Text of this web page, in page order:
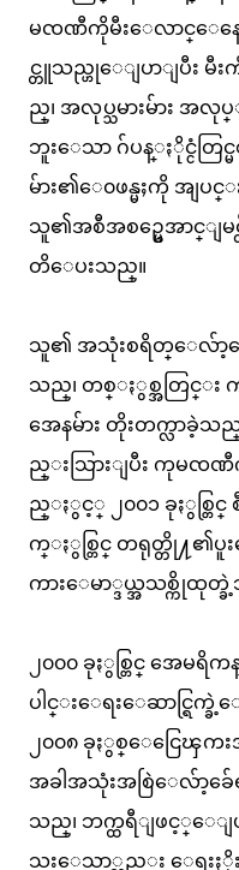
မၸဏီကိုမီးေလာင္ေန
င္တူသည္ဟုေျပာျပီး မီ
ည္၊ အလုပ္သမားမ်ား အလု
ဘူးေသာ ဂ်ပန္ႏိုင္ငံတြင္
မ်ား၏ေ၀ဖန္မႈကို အျပ
သူ၏အစီအစဥ္မေအာင္ျမင္
တိေပးသည္။
သူ၏ အသုံးစရိတ္ေလ်ာ့ခ်ေရ
သည္၊ တစ္ႏွစ္အတြင္း
အေနမ်ား တိုးတက္လာခဲ့သ
ည္းသြားျပီး ကုမၸဏီ
ည္ႏွင့္ ၂၀၀၁ ခုႏွစ္တြင္
က္ႏွစ္တြင္ တရုတ္တို႔၏ပူးေ
ကားေမာ္ဒယ္အသစ္ကိုထုတ္
၂၀၀၀ ခုႏွစ္တြင္ အေမ
ပါင္းေရးေဆာင္ရြက္
၂၀၀၈ ခုႏွစ္ေငြေ
အခါအသုံးအစြဲေလ်ာ့ခ်ေ
သည္၊ ဘက္ထရီျဖင့္ေျပး
သးေသာ္လည္း ေရးႏို